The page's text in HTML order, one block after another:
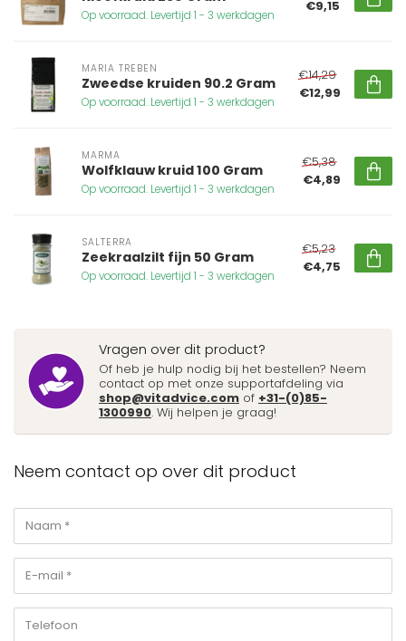
Op voorraad. Levertijd 1 - 3 werkdagen
€9,15
MARIA TREBEN
Zweedse kruiden 90.2 Gram
Op voorraad. Levertijd 1 - 3 werkdagen
€14,29
€12,99
MARMA
Wolfklauw kruid 100 Gram
Op voorraad. Levertijd 1 - 3 werkdagen
€5,38
€4,89
SALTERRA
Zeekraalzilt fijn 50 Gram
Op voorraad. Levertijd 1 - 3 werkdagen
€5,23
€4,75
Vragen over dit product?
Of heb je hulp nodig bij het bestellen? Neem
contact op met onze supportafdeling via
shop@vitadvice.com of +31-(0)85-
1300990. Wij helpen je graag!
Neem contact op over dit product